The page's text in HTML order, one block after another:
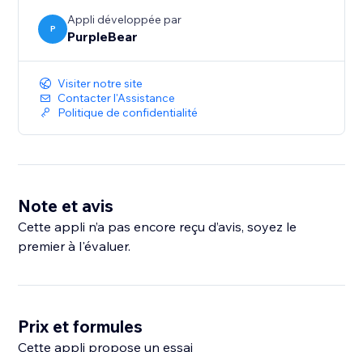
visibilité de votre site web.
P
Appli développée par
PurpleBear
Visiter notre site
Contacter l'Assistance
Politique de confidentialité
Note et avis
Cette appli n’a pas encore reçu d’avis, soyez le
premier à l'évaluer.
Prix et formules
Cette appli propose un essai